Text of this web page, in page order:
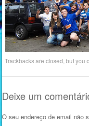
Trackbacks are closed, but you
Deixe um
O seu endereço de email não